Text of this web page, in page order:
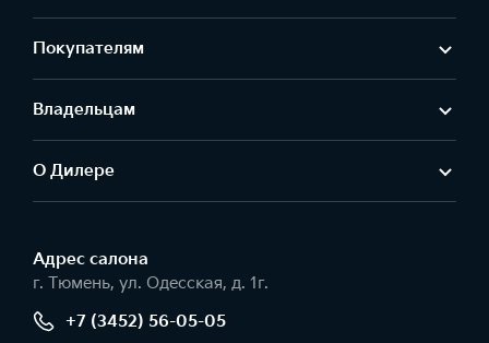
Покупателям
Владельцам
О Дилере
Адрес салонa
г. Тюмень, ул. Одесская, д. 1г.
+7 (3452) 56-05-05